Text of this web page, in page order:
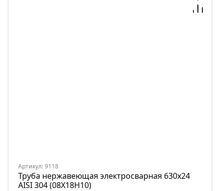
Артикул: 9118
Труба нержавеющая электросварная 630х24
AISI 304 (08Х18Н10)